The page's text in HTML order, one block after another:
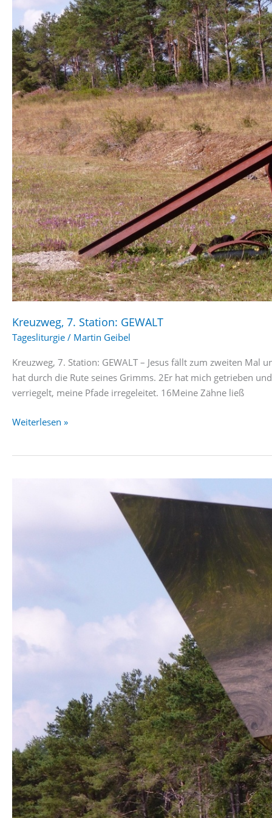
Kreuzweg, 7. Station: GEWALT
Tagesliturgie / Martin Geibel
Kreuzweg, 7. Station: GEWALT – Jesus fällt zum zweiten
hat durch die Rute seines Grimms. 2Er hat mich getrieben
verriegelt, meine Pfade irregeleitet. 16Meine Zähne ließ
Kreuzweg,
Weiterlesen »